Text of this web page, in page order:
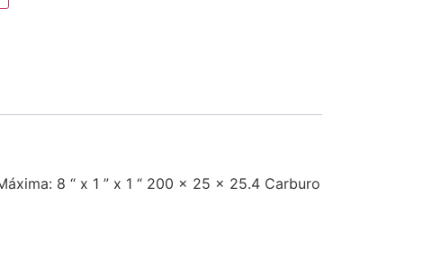
8 “ x 1 ” x 1 “ 200 x 25 x 25.4 Carburo